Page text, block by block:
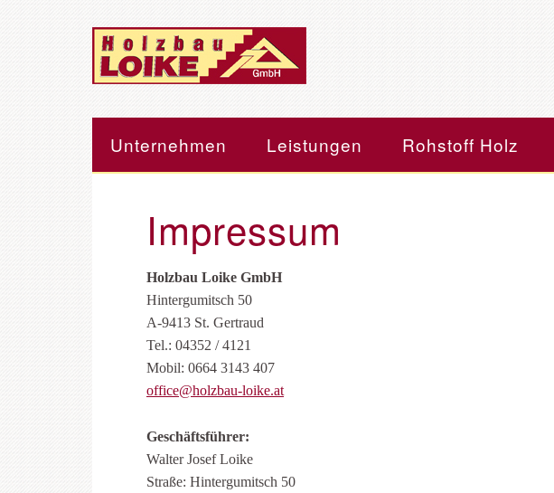
Unternehmen Leistungen Rohstoff Holz
Impressum
Holzbau Loike GmbH
Hintergumitsch 50
A-9413 St. Gertraud
Tel.: 04352 / 4121
Mobil: 0664 3143 407
office@holzbau-loike.at
Geschäftsführer:
Walter Josef Loike
Straße: Hintergumitsch 50